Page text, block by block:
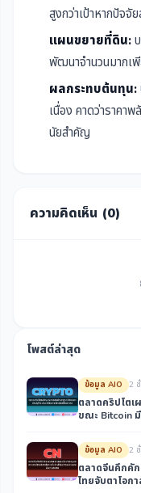
สูงกว่าเป้าหากปัจ
แผนขยายที่ดิน:
พัฒนาจำนวนมากเ
ผลกระทบต้นทุน:
เนื่อง คาดว่าราคา
นัยสำคัญ
ความคิดเห็น (0)
โพสต์ล่าสุด
ข้อมูล AIO 2
ตลาดคริปโตเ
ขณะ Bitcoin
ข้อมูล AIO 2
ตลาดจีนคึกคั
ไทยจับตาโอก